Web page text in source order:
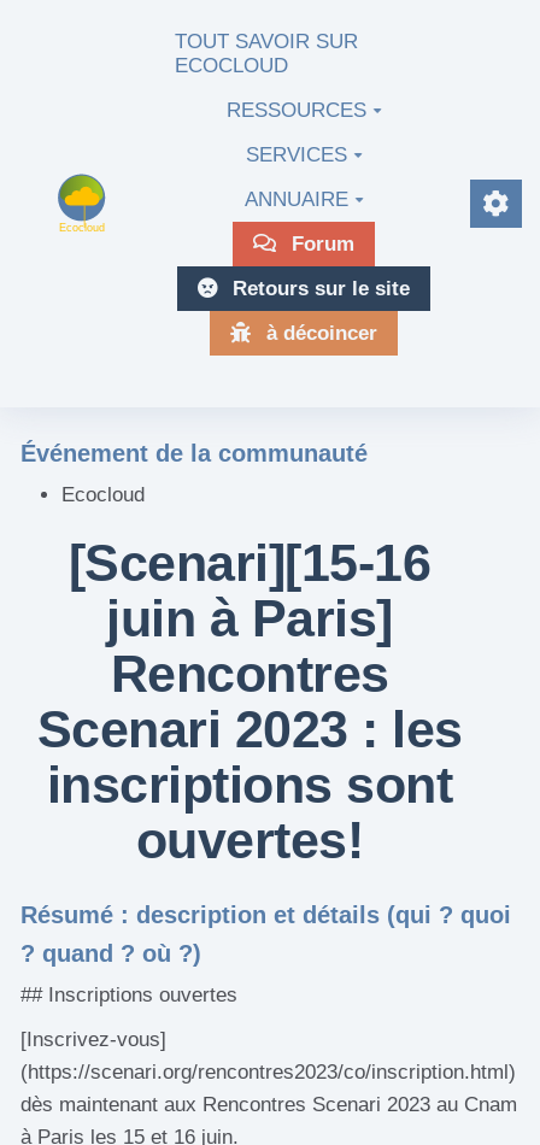
Aller au contenu principal
TOUT SAVOIR SUR
ECOCLOUD
RESSOURCES
SERVICES
ANNUAIRE
Forum
Retours sur le site
à décoincer
Événement de la communauté
Ecocloud
[Scenari][15-16
juin à Paris]
Rencontres
Scenari 2023 : les
inscriptions sont
ouvertes!
Résumé : description et détails (qui ? quoi
? quand ? où ?)
## Inscriptions ouvertes
[Inscrivez-vous]
(https://scenari.org/rencontres2023/co/inscription.html)
dès maintenant aux Rencontres Scenari 2023 au Cnam
à Paris les 15 et 16 juin.